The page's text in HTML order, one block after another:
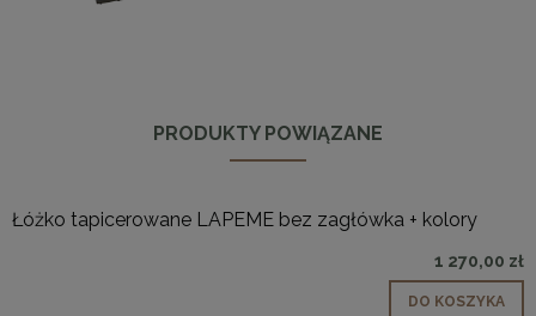
PRODUKTY POWIĄZANE
Łóżko tapicerowane LAPEME bez zagłówka + kolory
1 270,00 zł
DO KOSZYKA